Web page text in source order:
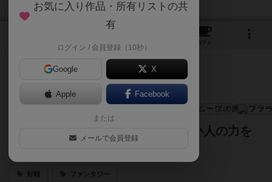
カフェ
生産と売買で資源を集めて建築。小人の力を
借りて、さらに資源を集めよう！
対戦 ファンタジー
お気に入り作品・所有リストの共
有
ログイン / 会員登録（10秒）
Google X
Apple Facebook
または
メールで会員登録